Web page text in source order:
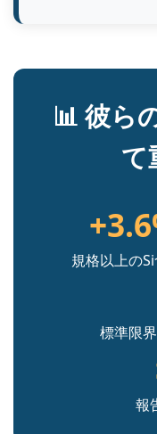
📊 彼ら
て
規格以上の
標準限
報